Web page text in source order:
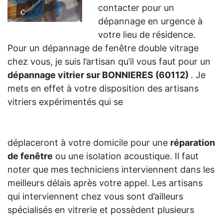
contacter pour un
dépannage en urgence à
votre lieu de résidence.
Pour un dépannage de fenêtre double vitrage
chez vous, je suis l’artisan qu’il vous faut pour un
dépannage vitrier sur BONNIERES (60112) . Je
mets en effet à votre disposition des artisans
vitriers expérimentés qui se
déplaceront à votre domicile pour une réparation
de fenêtre ou une isolation acoustique. Il faut
noter que mes techniciens interviennent dans les
meilleurs délais après votre appel. Les artisans
qui interviennent chez vous sont d’ailleurs
spécialisés en vitrerie et possèdent plusieurs